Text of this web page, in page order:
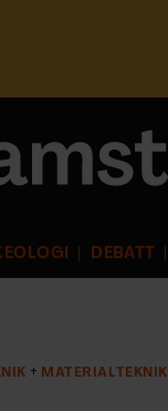
DEBATT
MATERIALTEKNIK